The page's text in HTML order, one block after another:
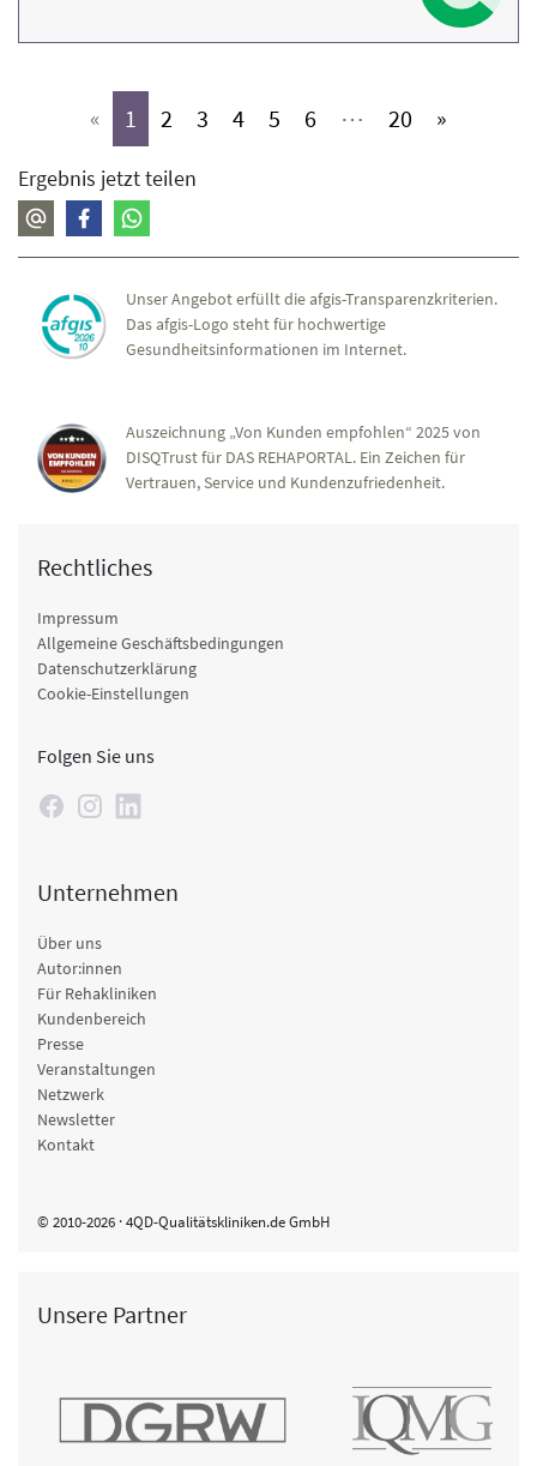
« 1 (aktiv)
2 (aktiv)
3 (aktiv)
4(aktiv)
5 (aktiv)
6 (aktiv)
⋯ 20 (aktiv)
»
Ergebnis jetzt teilen
Unser Angebot erfüllt die afgis-Transparenzkriterien.
Das afgis-Logo steht für hochwertige
Gesundheitsinformationen im Internet.
Auszeichnung „Von Kunden empfohlen“ 2025 von
DISQTrust für DAS REHAPORTAL. Ein Zeichen für
Vertrauen, Service und Kundenzufriedenheit.
Rechtliches
Impressum
Allgemeine Geschäftsbedingungen
Datenschutzerklärung
Cookie-Einstellungen
Folgen Sie uns
Unternehmen
Über uns
Autor:innen
Für Rehakliniken
Kundenbereich
Presse
Veranstaltungen
Netzwerk
Newsletter
Kontakt
© 2010-2026 · 4QD-Qualitätskliniken.de GmbH
Unsere Partner